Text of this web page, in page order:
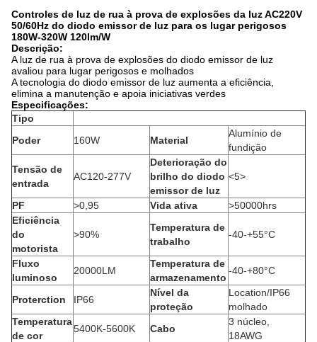
Controles de luz de rua à prova de explosões da luz AC220V
50/60Hz do diodo emissor de luz para os lugar perigosos
180W-320W 120lm/W
Descrição:
A luz de rua à prova de explosões do diodo emissor de luz
avaliou para lugar perigosos e molhados
A tecnologia do diodo emissor de luz aumenta a eficiência,
elimina a manutenção e apoia iniciativas verdes
Especificações:
Tipo
Poder
160W Material
Alumínio de
fundição
Tensão de
entrada
AC120-277V
Deterioração do
brilho do diodo
emissor de luz
<5>
PF >0,95 Vida ativa
>50000hrs
Eficiência
do
motorista
>90%
Temperatura de
trabalho
-40-+55°C
Fluxo
luminoso
20000LM
Temperatura de
armazenamento
-40-+80°C
Proterction IP66
Nível da
proteção
Location/IP66
molhado
Temperatura
de cor
5400K-5600K Cabo
3 núcleo,
18AWG